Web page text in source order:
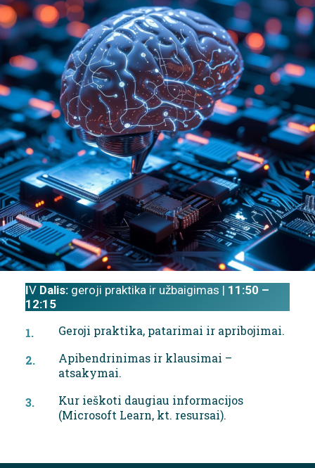
IVDalis: geroji praktika ir užbaigimas | 11:50 –
12:15
Geroji praktika, patarimai ir apribojimai.
Apibendrinimas ir klausimai –
atsakymai.
Kur ieškoti daugiau informacijos
(Microsoft Learn, kt. resursai).